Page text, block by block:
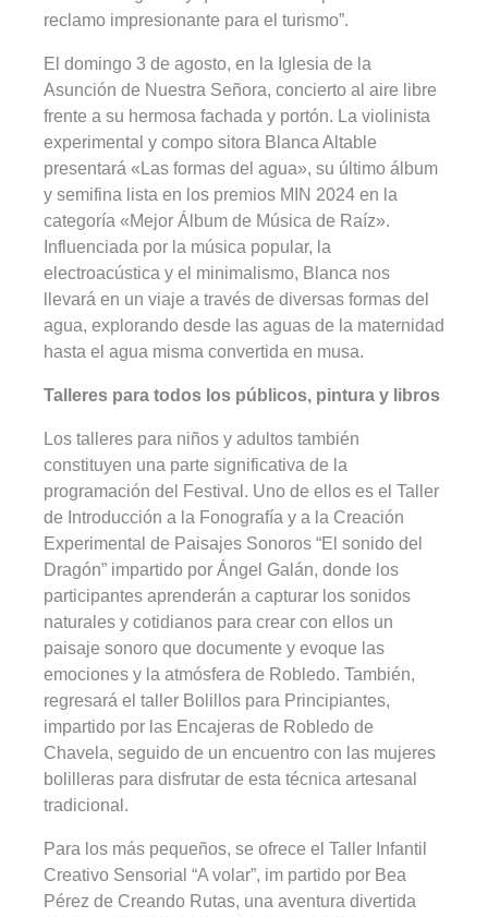
reclamo impresionante para el turismo”.
El domingo 3 de agosto, en la Iglesia de la
Asunción de Nuestra Señora, concierto al aire libre
frente a su hermosa fachada y portón. La violinista
experimental y compo sitora Blanca Altable
presentará «Las formas del agua», su último álbum
y semifina lista en los premios MIN 2024 en la
categoría «Mejor Álbum de Música de Raíz».
Influenciada por la música popular, la
electroacústica y el minimalismo, Blanca nos
llevará en un viaje a través de diversas formas del
agua, explorando desde las aguas de la maternidad
hasta el agua misma convertida en musa.
Talleres para todos los públicos, pintura y libros
Los talleres para niños y adultos también
constituyen una parte significativa de la
programación del Festival. Uno de ellos es el Taller
de Introducción a la Fonografía y a la Creación
Experimental de Paisajes Sonoros “El sonido del
Dragón” impartido por Ángel Galán, donde los
participantes aprenderán a capturar los sonidos
naturales y cotidianos para crear con ellos un
paisaje sonoro que documente y evoque las
emociones y la atmósfera de Robledo. También,
regresará el taller Bolillos para Principiantes,
impartido por las Encajeras de Robledo de
Chavela, seguido de un encuentro con las mujeres
bolilleras para disfrutar de esta técnica artesanal
tradicional.
Para los más pequeños, se ofrece el Taller Infantil
Creativo Sensorial “A volar”, im partido por Bea
Pérez de Creando Rutas, una aventura divertida